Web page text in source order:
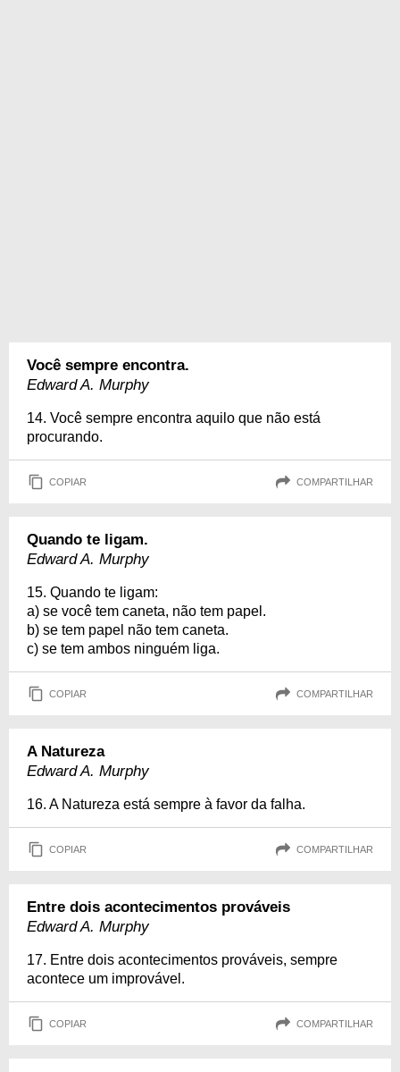
Você sempre encontra.
Edward A. Murphy
14. Você sempre encontra aquilo que não está
procurando.
COPIAR COMPARTILHAR
Quando te ligam.
Edward A. Murphy
15. Quando te ligam:
a) se você tem caneta, não tem papel.
b) se tem papel não tem caneta.
c) se tem ambos ninguém liga.
COPIAR COMPARTILHAR
A Natureza
Edward A. Murphy
16. A Natureza está sempre à favor da falha.
COPIAR COMPARTILHAR
Entre dois acontecimentos prováveis
Edward A. Murphy
17. Entre dois acontecimentos prováveis, sempre
acontece um improvável.
COPIAR COMPARTILHAR